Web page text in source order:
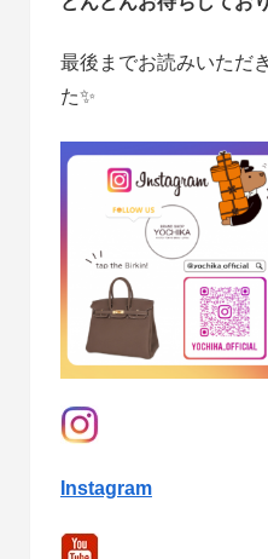
最後までお読みいただ
た✨
Instagram